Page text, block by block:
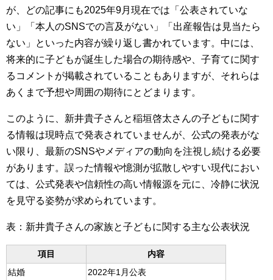
が、どの記事にも2025年9月現在では「公表されていな
い」「本人のSNSでの言及がない」「出産報告は見当たら
ない」といった内容が繰り返し書かれています。中には、
将来的に子どもが誕生した場合の期待感や、子育てに関す
るコメントが掲載されていることもありますが、それらは
あくまで予想や周囲の期待にとどまります。
このように、新井貴子さんと稲垣啓太さんの子どもに関す
る情報は現時点で発表されていませんが、公式の発表がな
い限り、最新のSNSやメディアの動向を注視し続ける必要
があります。誤った情報や憶測が拡散しやすい現代におい
ては、公式発表や信頼性の高い情報源を元に、冷静に状況
を見守る姿勢が求められています。
表：新井貴子さんの家族と子どもに関する主な公表状況
項目
内容
結婚
2022年1月公表